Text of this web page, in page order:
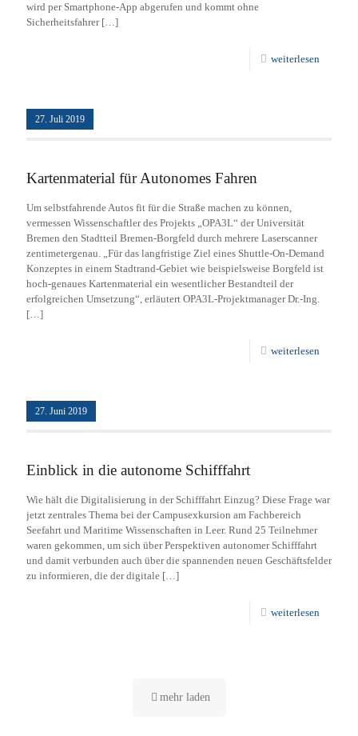
wird per Smartphone-App abgerufen und kommt ohne
Sicherheitsfahrer[…]
weiterlesen
27. Juli 2019
Kartenmaterial für Autonomes Fahren
Um selbstfahrende Autos fit für die Straße machen zu können,
vermessen Wissenschaftler des Projekts „OPA3L“ der Universität
Bremen den Stadtteil Bremen-Borgfeld durch mehrere Laserscanner
zentimetergenau. „Für das langfristige Ziel eines Shuttle-On-Demand
Konzeptes in einem Stadtrand-Gebiet wie beispielsweise Borgfeld ist
hoch-genaues Kartenmaterial ein wesentlicher Bestandteil der
erfolgreichen Umsetzung“, erläutert OPA3L-Projektmanager Dr.-Ing.
[…]
weiterlesen
27. Juni 2019
Einblick in die autonome Schifffahrt
Wie hält die Digitalisierung in der Schifffahrt Einzug? Diese Frage war
jetzt zentrales Thema bei der Campusexkursion am Fachbereich
Seefahrt und Maritime Wissenschaften in Leer. Rund 25 Teilnehmer
waren gekommen, um sich über Perspektiven autonomer Schifffahrt
und damit verbunden auch über die spannenden neuen Geschäftsfelder
zu informieren, die der digitale […]
weiterlesen
mehr laden